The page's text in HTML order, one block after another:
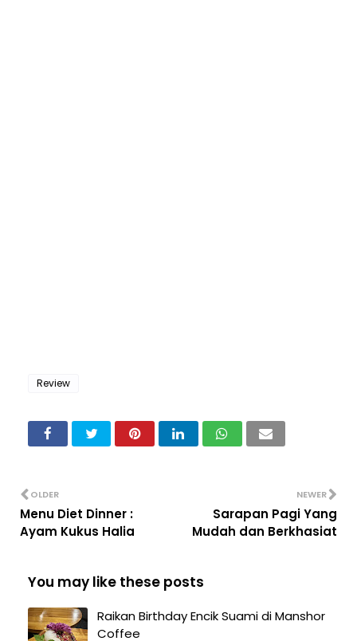
Review
NEWER
Sarapan Pagi Yang
Mudah dan Berkhasiat
OLDER
Menu Diet Dinner :
Ayam Kukus Halia
You may like these posts
Raikan Birthday Encik Suami di Manshor
Coffee